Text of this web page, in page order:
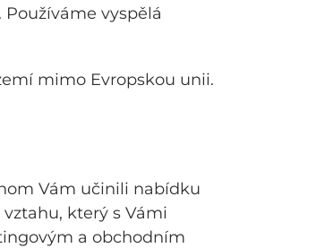
vyspělá
mimo Evropskou unii.
Vám učinili nabídku
který s Vámi
a obchodním